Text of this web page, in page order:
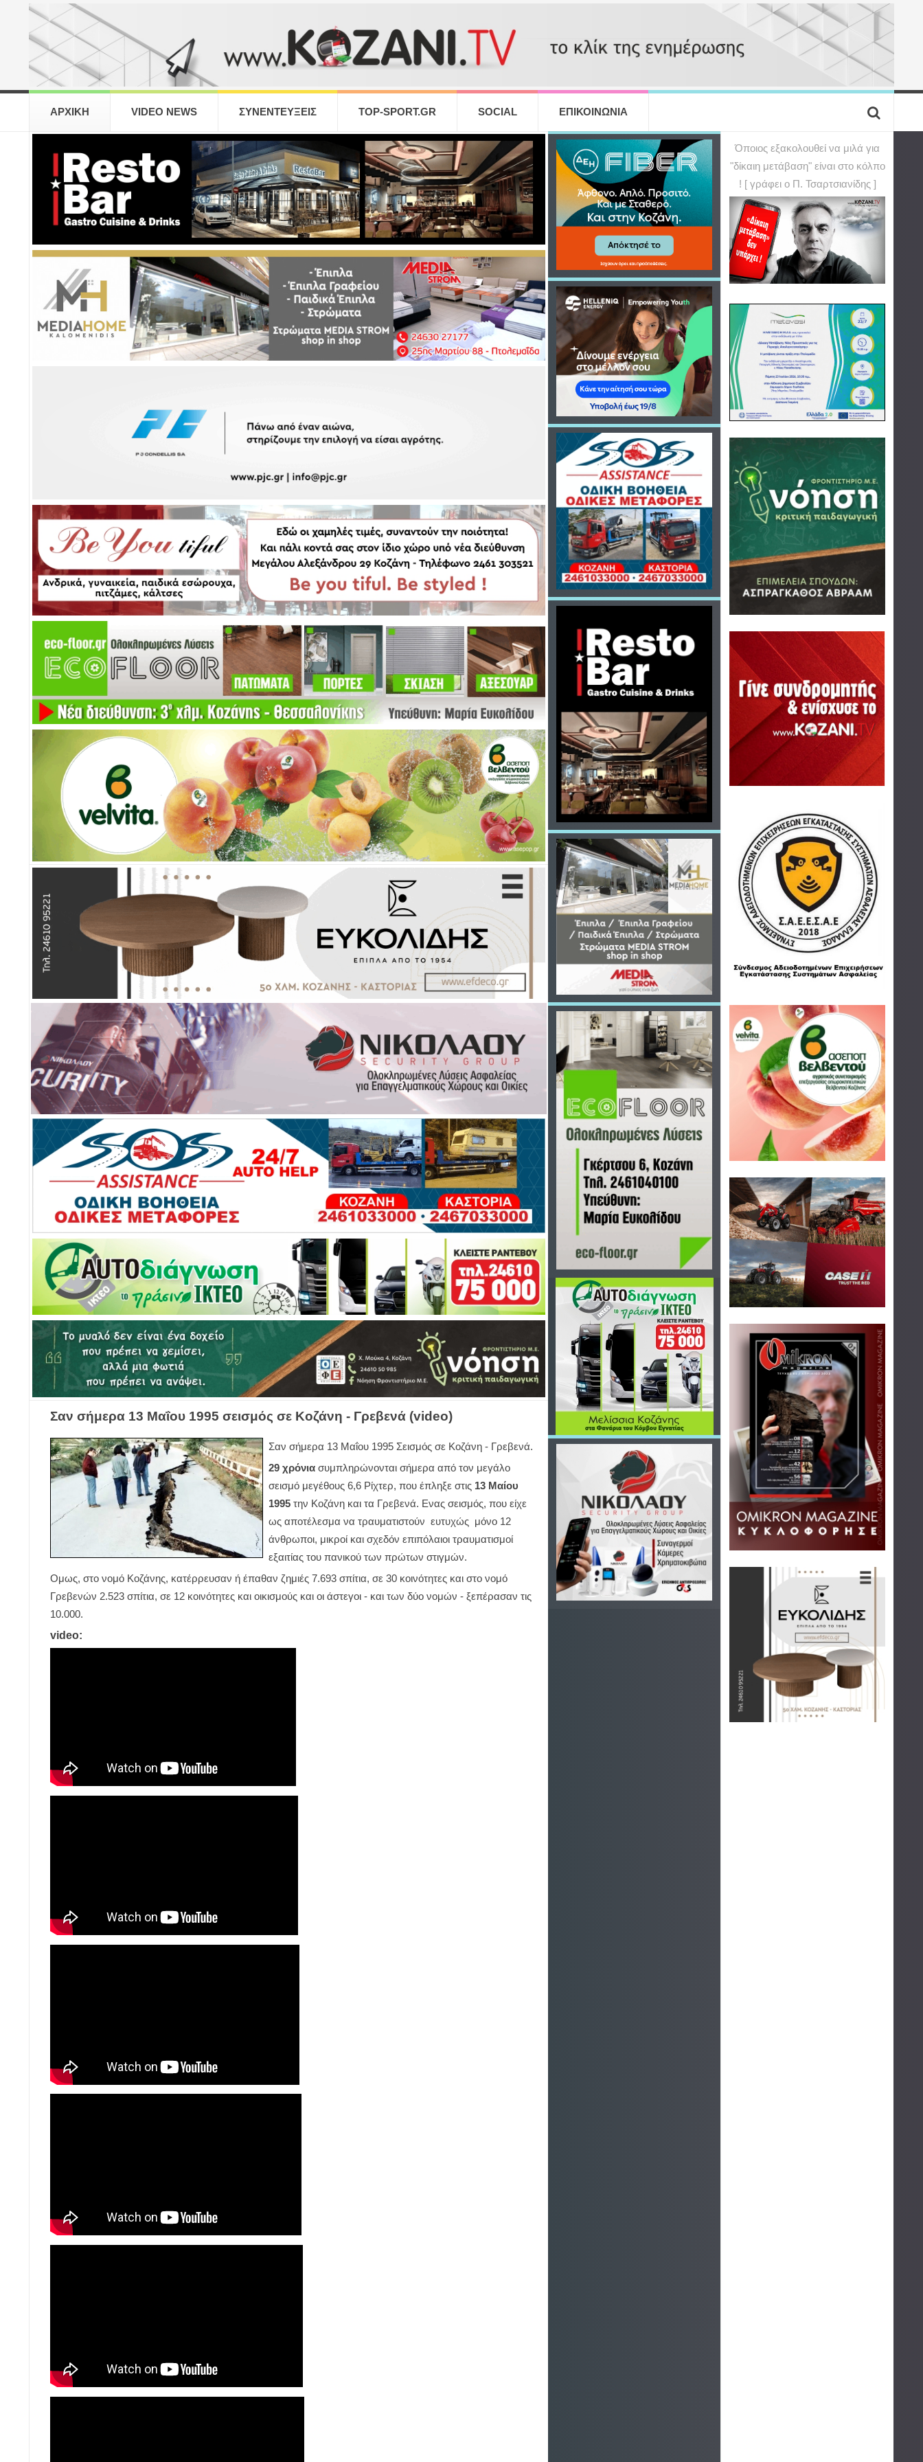
ΑΡΧΙΚΗ VIDEO NEWS ΣΥΝΕΝΤΕΥΞΕΙΣ TOP-SPORT.GR SOCIAL ΕΠΙΚΟΙΝΩΝΙΑ
Σαν σήμερα 13 Μαΐου 1995 σεισμός σε Κοζάνη - Γρεβενά (video)
Σαν σήμερα 13 Μαΐου 1995 Σεισμός σε Κοζάνη - Γρεβενά.
29 χρόνια συμπληρώνονται σήμερα από τον μεγάλο
σεισμό μεγέθους 6,6 Ρίχτερ, που έπληξε στις 13 Μαίου
1995 την Κοζάνη και τα Γρεβενά. Ενας σεισμός, που είχε
ως αποτέλεσμα να τραυματιστούν ευτυχώς μόνο 12
άνθρωποι, μικροί και σχεδόν επιπόλαιοι τραυματισμοί
εξαιτίας του πανικού των πρώτων στιγμών.
Ομως, στο νομό Κοζάνης, κατέρρευσαν ή έπαθαν ζημιές 7.693 σπίτια, σε 30 κοινότητες και στο νομό
Γρεβενών 2.523 σπίτια, σε 12 κοινότητες και οικισμούς και οι άστεγοι - και των δύο νομών - ξεπέρασαν τις
10.000.
video:
Όποιος εξακολουθεί να μιλά για
"δίκαιη μετάβαση" είναι στο κόλπο
! [ γράφει ο Π. Τσαρτσιανίδης ]